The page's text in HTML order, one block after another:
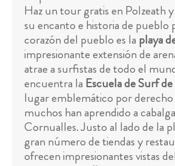
Haz un tour gratis en Polzeath
su encanto e historia de pueblo
corazón del pueblo es la playa
impresionante extensión de
atrae a surfistas de todo el
encuentra la Escuela de Surf
lugar emblemático por
muchos han aprendido a
Cornualles. Justo al lado de la
gran número de tiendas y
ofrecen impresionantes vistas del